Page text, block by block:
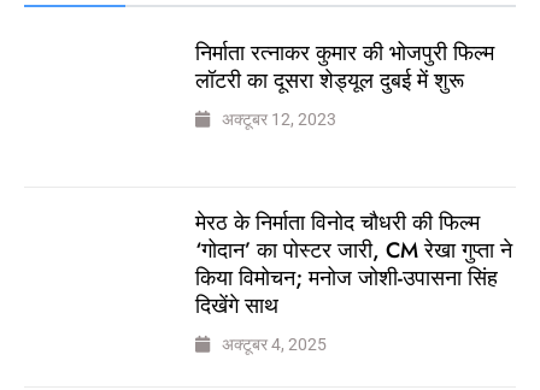
निर्माता रत्नाकर कुमार की भोजपुरी फिल्म
लॉटरी का दूसरा शेड्यूल दुबई में शुरू
अक्टूबर 12, 2023
मेरठ के निर्माता विनोद चौधरी की फिल्म
‘गोदान’ का पोस्टर जारी, CM रेखा गुप्ता ने
किया विमोचन; मनोज जोशी-उपासना सिंह
दिखेंगे साथ
अक्टूबर 4, 2025